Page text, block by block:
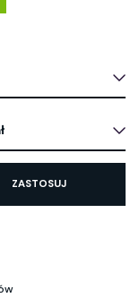
ZASTOSUJ